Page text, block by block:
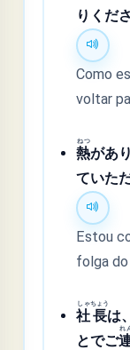
りくだ
Como
voltar
熱
ねつ
があ
ていた
Estou
folga do
社
しゃ
長
ちょう
は
とでご
れん